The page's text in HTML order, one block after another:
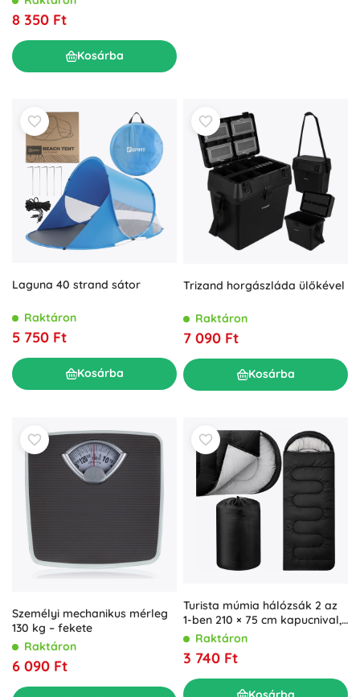
8 350 Ft
Kosárba
Laguna 40 strand sátor
Raktáron
5 750 Ft
Kosárba
Trizand horgászláda ülőkével
Raktáron
7 090 Ft
Kosárba
Személyi mechanikus mérleg
130 kg – fekete
Raktáron
6 090 Ft
Turista múmia hálózsák 2 az
1-ben 210 × 75 cm kapucnival,
fekete
Raktáron
3 740 Ft